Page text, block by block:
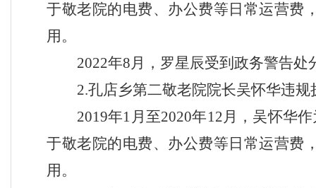
于敬老院的电费、办公费等日常运营费
用。
2022年8月，罗星辰受到政务警告处
2.孔店乡第二敬老院院长吴怀华违
2019年1 月至2020年12月，吴怀华
于敬老院的电费、办公费等日常运营费
用。